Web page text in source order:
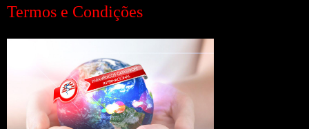
Termos e Condições